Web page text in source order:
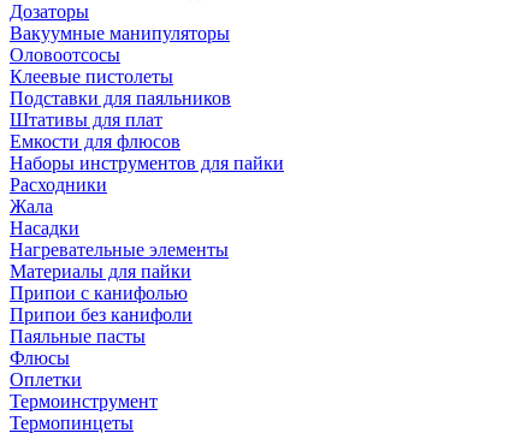
Дозаторы
Вакуумные манипуляторы
Оловоотсосы
Клеевые пистолеты
Подставки для паяльников
Штативы для плат
Емкости для флюсов
Наборы инструментов для пайки
Расходники
Жала
Насадки
Нагревательные элементы
Материалы для пайки
Припои с канифолью
Припои без канифоли
Паяльные пасты
Флюсы
Оплетки
Термоинструмент
Термопинцеты